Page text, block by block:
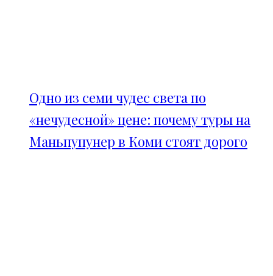
Одно из семи чудес света по
«нечудесной» цене: почему туры на
Маньпупунер в Коми стоят дорого